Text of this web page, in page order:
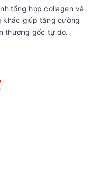
tổng hợp collagen và
khác giúp tăng cường
thương gốc tự do.